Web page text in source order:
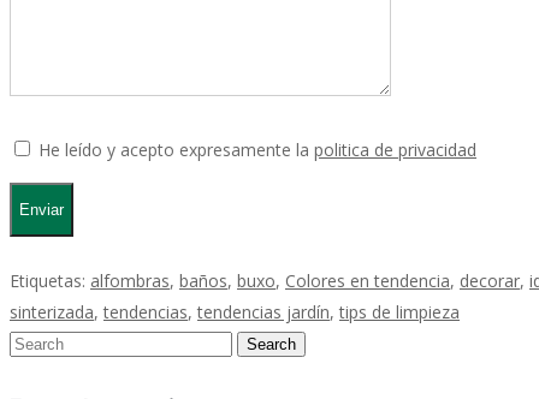
He leído y acepto expresamente la politica de privacidad
Etiquetas: alfombras, baños, buxo, Colores en tendencia, decorar,
sinterizada,tendencias,tendencias jardín,tips de limpieza